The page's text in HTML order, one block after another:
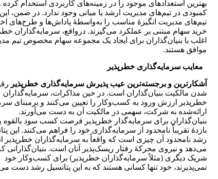
بهترین استعدادهای موجود را در زمینه‌های کاربردی استخدام کرده
کمبودی در تیم‌های مدیریت ارشد یا میانی وجود ندارد. در ضمن، این
تیم‌های مدیریت انگیزۀ مناسب را به‌واسطۀ پاداش‌ها و طرح‌های
خرید سهام مبتنی بر عملکرد می‌گیرند. درواقع، سرمایه‌گذاران
اغلب با بنیان‌گذاران برای ایجاد یک مجموعه سهام مخصوص تیم
موافق هستند.
معایب سرمایه‌گذاری خطرپذیر
آشکار‌‌ترین و برجسته‌ترین عیب پذیرش سرمایه‌گذاری خطرپذیر
شدن مالکیت بنیان‌گذاران است. در حین مذاکرات، سرمایه‌گذاران
خطرپذیر ارزش ورود به کسب‌وکار را تعیین می‌کنند و برمبنای
ارائه‌شده به شرکت، سهمی در مالکیت آن به دست می‌آورند.
بنیان‌گذاران برای سرمایه‌گذار خطرپذیر فرصت کسب سود بالقوه
بازدۀ تقریباً نامحدود از سرمایه‌گذاری خود را فراهم می‌کنند. این
رشد نامحدود آن چیزی است که واقعاً به سرمایه‌گذاران خطرپذیر
می‌دهد و نیروی محرکۀ رفتار ریسک‌پذیر آنان است. بنیان‌گذارانی
شریک دیگری (مثلاً سرمایه‌گذاران خطرپذیر) برای کسب‌وکار خود
نمی‌پذیرند، خود تنها کسانی هستند که به این پتانسیل رشد دست